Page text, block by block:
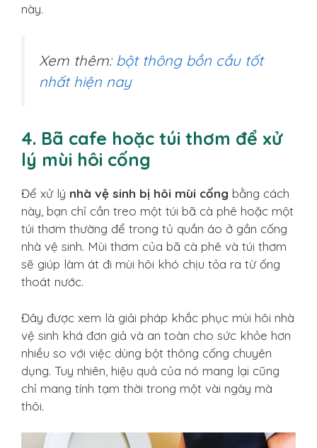
này.
Xem thêm: bột thông bồn cầu tốt
nhất hiện nay
4. Bã cafe hoặc túi thơm để xử
lý mùi hôi cống
Để xử lý nhà vệ sinh bị hôi mùi cống bằng cách
này, bạn chỉ cần treo một túi bã cà phê hoặc một
túi thơm thường để trong tủ quần áo ở gần cống
nhà vệ sinh. Mùi thơm của bã cà phê và túi thơm
sẽ giúp làm át đi mùi hôi khó chịu tỏa ra từ ống
thoát nước.
Đây được xem là giải pháp khắc phục mùi hôi nhà
vệ sinh khá đơn giả và an toàn cho sức khỏe hơn
nhiều so với việc dùng bột thông cống chuyên
dụng. Tuy nhiên, hiệu quả của nó mang lại cũng
chỉ mang tính tạm thời trong một vài ngày mà
thôi.